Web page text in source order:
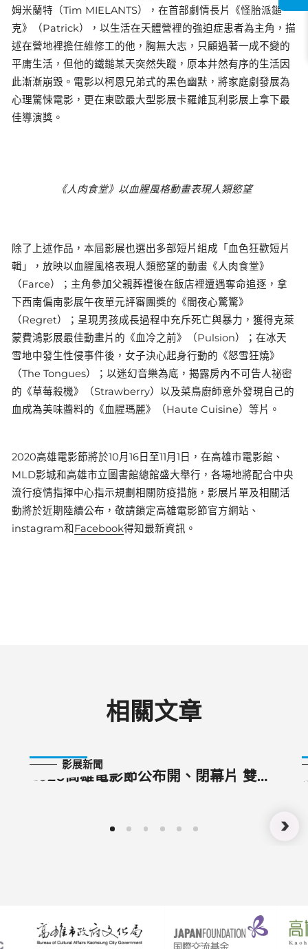
姆米蘭特（Tim MIELANTS），在首部劇情長片《怪胎派鎚
克》（Patrick），以生活在天體營裡的強迫症患者為主角，描
述在營地裡擔任維修工的他，胸無大志，只顧過著一成不變的
平庸生活，但他的鐵鎚某天突然失蹤，原本井然有序的生活因
此漸漸崩毀。電影以柯恩兄弟式的黑色幽默，將家庭劇發展為
心理驚悚電影，更在東歐最大型影展卡羅維瓦利影展上拿下最
佳導演獎。
《人肉食堂》以血腥風格動畫表現人類慾望
除了上述作品，本屆影展也選出多部短片組成「血色狂歡短片
輯」，放映以血腥風格表現人類慾望的動畫《人肉食堂》
（Farce）；主角參加父親葬禮後在飯店裡遭遇奪命追逐，拿
下西南偏南影展午夜單元評審團獎的《闇夜心驚驚》
（Regret）；呈現男孩成長過程中充斥死亡與暴力，獲得克萊
蒙費鴻影展最佳動畫片的《血冷之前》（Pulsion）；在冰天
雪地中發生性侵事件後，女子決心起身行動的《怒雪狂燒》
（The Tongues）；以迷幻音樂為底，揭露房內不可告人祕密
的《草莓殺機》（Strawberry）以及菜鳥廚師意外發現自己的
血成為美味醬料的《血腥瑪麗》（Haute Cuisine）等片。
2020高雄電影節將於10月16日至11月1日，在高雄市電影館、
MLD影城和高雄市立圖書館總館盛大舉行，各場地將配合中央
流行疫情指揮中心指示規劃相關防疫措施，影展片單及相關活
動將於近期陸續公布，敬請鎖定高雄電影節官方網站、
instagram和 Facebook得知最新資訊。
相關文章
影展新聞
2020高雄電影節公布開、閉幕片 雙台